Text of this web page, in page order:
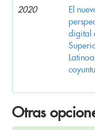
2020
El
digital
Otras